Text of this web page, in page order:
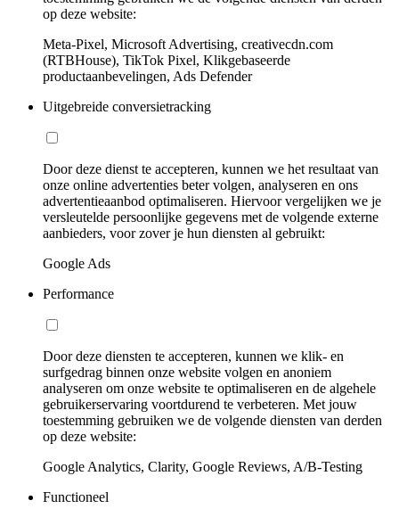
op deze website:
Meta-Pixel, Microsoft Advertising, creativecdn.com
(RTBHouse), TikTok Pixel, Klikgebaseerde
productaanbevelingen, Ads Defender
Uitgebreide conversietracking
Door deze dienst te accepteren, kunnen we het resultaat van
onze online advertenties beter volgen, analyseren en ons
advertentieaanbod optimaliseren. Hiervoor vergelijken we je
versleutelde persoonlijke gegevens met de volgende externe
aanbieders, voor zover je hun diensten al gebruikt:
Google Ads
Performance
Door deze diensten te accepteren, kunnen we klik- en
surfgedrag binnen onze website volgen en anoniem
analyseren om onze website te optimaliseren en de algehele
gebruikerservaring voortdurend te verbeteren. Met jouw
toestemming gebruiken we de volgende diensten van derden
op deze website:
Google Analytics, Clarity, Google Reviews, A/B-Testing
Functioneel